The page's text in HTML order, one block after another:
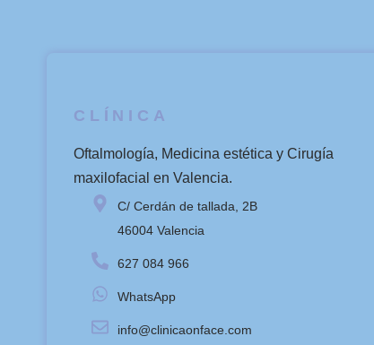
CLÍNICA
Oftalmología, Medicina estética y Cirugía
maxilofacial en Valencia.
C/ Cerdán de tallada, 2B
46004 Valencia
627 084 966
WhatsApp
info@clinicaonface.com